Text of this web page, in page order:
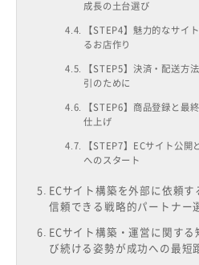
成長の土台選び
【STEP4】魅力的なサイ
るお店作り
【STEP5】決済・配送方
引のために
【STEP6】商品登録と最
仕上げ
【STEP7】ECサイト公
へのスタート
ECサイト構築を外部に依頼す
信頼できる戦略的パートナー
ECサイト構築・運営に関す
び続ける姿勢が成功への最短